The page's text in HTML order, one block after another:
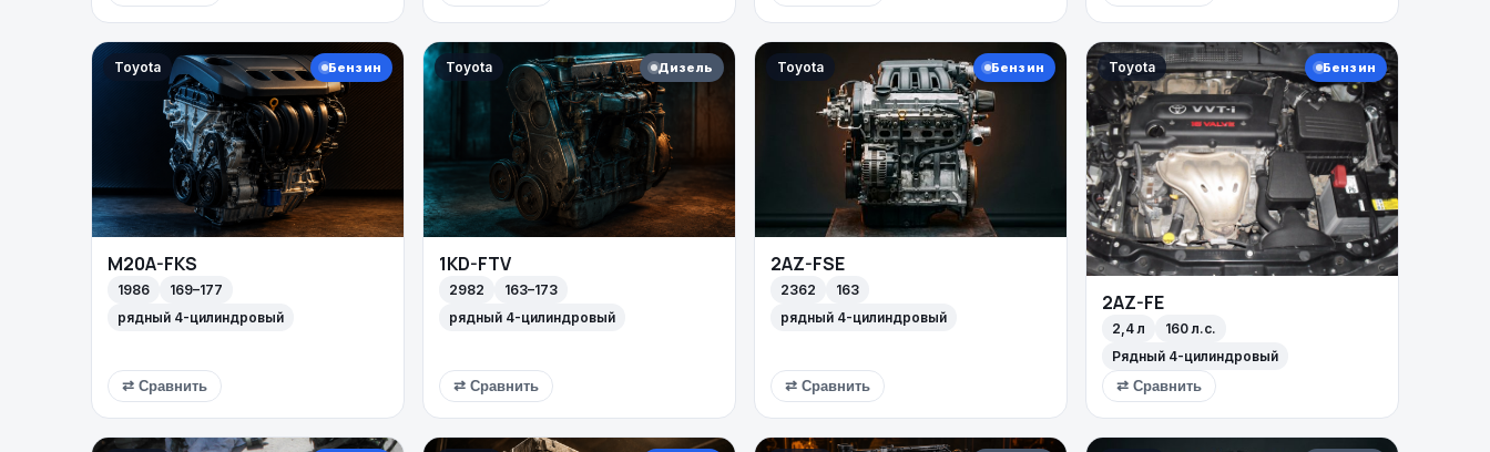
Toyota Бензин
M20A-FKS
1986
169–177
рядный 4-цилиндровый
⇄ Сравнить
Toyota Дизель
1KD-FTV
2982
163–173
рядный 4-цилиндровый
⇄ Сравнить
Toyota Бензин
2AZ-FSE
2362
163
рядный 4-цилиндровый
⇄ Сравнить
Toyota Бензин
2AZ-FE
2,4 л
160 л.с.
Рядный 4-цилиндровый
⇄ Сравнить